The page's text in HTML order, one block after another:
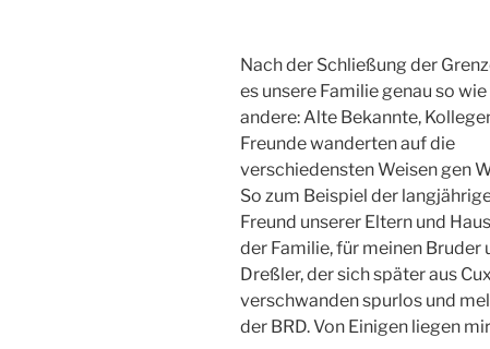
Nach der Schließung der
es unsere Familie genau so
andere: Alte Bekannte,
Freunde wanderten auf die
verschiedensten Weisen gen
So zum Beispiel der
Freund unserer Eltern und
der Familie, für meinen Bruder
Dreßler, der sich später aus
verschwanden spurlos und
der BRD. Von Einigen liegen